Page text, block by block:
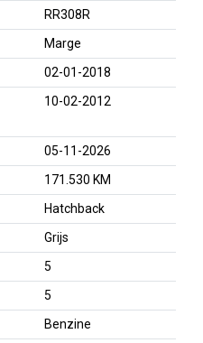
RR308R
Marge
02-01-2018
10-02-2012
05-11-2026
171.530 KM
Hatchback
Grijs
5
5
Benzine